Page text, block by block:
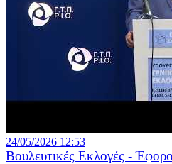
24/05/2026 12:53
Βουλευτικές Εκλογές -